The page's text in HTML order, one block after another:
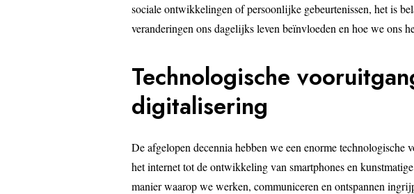
sociale ontwikkelingen of persoonlijke gebeurtenissen, het is
veranderingen ons dagelijks leven beïnvloeden en hoe we ons
Technologische
digitalisering
De afgelopen decennia hebben we een enorme technologische
het internet tot de ontwikkeling van smartphones en
manier waarop we werken, communiceren en ontspannen